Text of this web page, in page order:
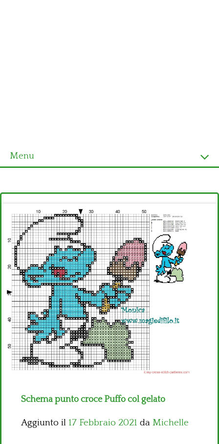
Menu
Ultimi schemi
Alfabeto
Bambini
Disney
Thun
Schema punto croce Puffo col gelato
Aggiunto il 17 Febbraio 2021 da Michelle